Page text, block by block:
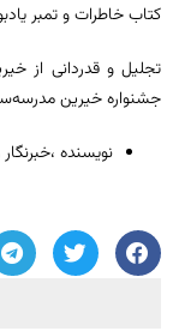
کتاب خاطرات و تمبر
تجلیل و قدردانی از
جشنواره خیرین
نویسنده